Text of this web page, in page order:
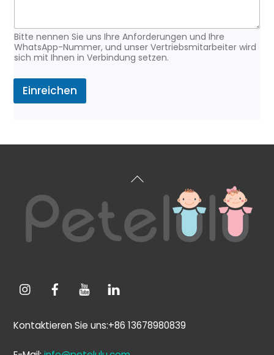
g
e
A
f
a
Bitte nennen Sie uns Ihre Anforderungen und Ihre
WhatsApp-Nummer, und unser Vertriebsmitarbeiter wird
sich mit Ihnen in Verbindung setzen.
Einreichen
Zurück
Anfang
Kontaktieren Sie uns:+86 13678980839